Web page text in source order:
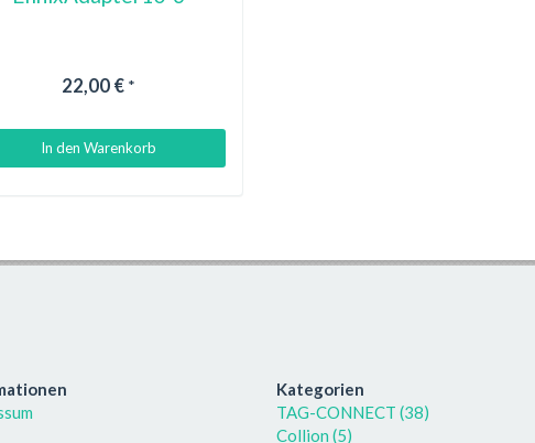
22,00 € *
In den Warenkorb
Kategorien
TAG-CONNECT (38)
Collion (5)